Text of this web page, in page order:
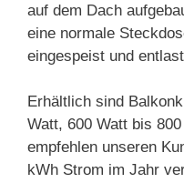
auf dem Dach
eine normale
eingespeist und
Erhältlich sind
Watt, 600 Watt bis
empfehlen unseren
kWh Strom im Jahr